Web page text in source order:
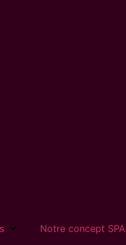
Notre concept SPA